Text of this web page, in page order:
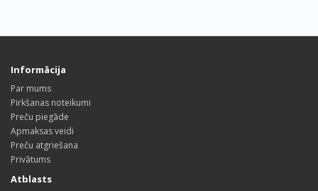
Informācija
Par mums
Pirkšanas noteikumi
Preču piegāde
Apmaksas veidi
Preču atgriešana
Privātums
Atblasts